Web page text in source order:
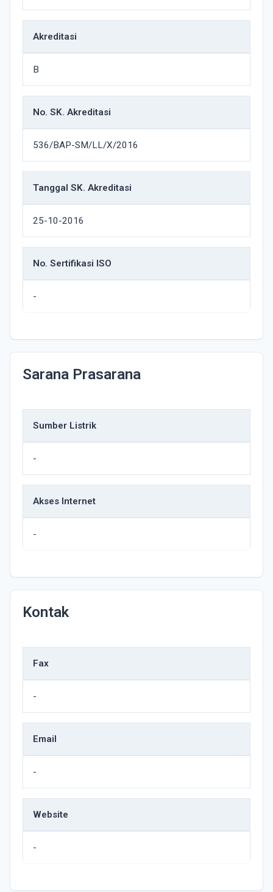
Akreditasi
B
No. SK. Akreditasi
536/BAP-SM/LL/X/2016
Tanggal SK. Akreditasi
25-10-2016
No. Sertifikasi ISO
-
Sarana Prasarana
Sumber Listrik
-
Akses Internet
-
Kontak
Fax
-
Email
-
Website
-